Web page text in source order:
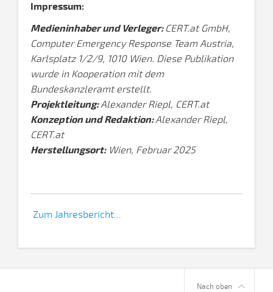
Impressum:
Medieninhaber und Verleger: CERT.at GmbH,
Computer Emergency Response Team Austria,
Karlsplatz 1/2/9, 1010 Wien. Diese Publikation
wurde in Kooperation mit dem
Bundeskanzleramt erstellt.
Projektleitung:Alexander Riepl, CERT.at
Konzeption und Redaktion:Alexander Riepl,
CERT.at
Herstellungsort:Wien, Februar 2025
Zum Jahresbericht...
Nach oben